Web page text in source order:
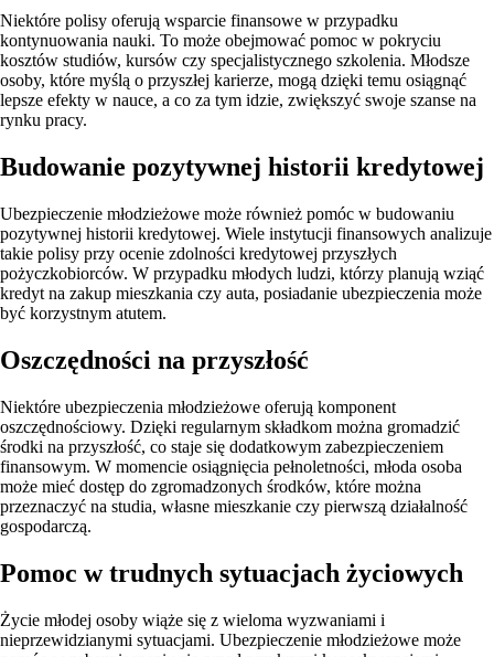
Niektóre polisy oferują wsparcie finansowe w przypadku
kontynuowania nauki. To może obejmować pomoc w pokryciu
kosztów studiów, kursów czy specjalistycznego szkolenia. Młodsze
osoby, które myślą o przyszłej karierze, mogą dzięki temu osiągnąć
lepsze efekty w nauce, a co za tym idzie, zwiększyć swoje szanse na
rynku pracy.
Budowanie pozytywnej historii kredytowej
Ubezpieczenie młodzieżowe może również pomóc w budowaniu
pozytywnej historii kredytowej. Wiele instytucji finansowych analizuje
takie polisy przy ocenie zdolności kredytowej przyszłych
pożyczkobiorców. W przypadku młodych ludzi, którzy planują wziąć
kredyt na zakup mieszkania czy auta, posiadanie ubezpieczenia może
być korzystnym atutem.
Oszczędności na przyszłość
Niektóre ubezpieczenia młodzieżowe oferują komponent
oszczędnościowy. Dzięki regularnym składkom można gromadzić
środki na przyszłość, co staje się dodatkowym zabezpieczeniem
finansowym. W momencie osiągnięcia pełnoletności, młoda osoba
może mieć dostęp do zgromadzonych środków, które można
przeznaczyć na studia, własne mieszkanie czy pierwszą działalność
gospodarczą.
Pomoc w trudnych sytuacjach życiowych
Życie młodej osoby wiąże się z wieloma wyzwaniami i
nieprzewidzianymi sytuacjami. Ubezpieczenie młodzieżowe może